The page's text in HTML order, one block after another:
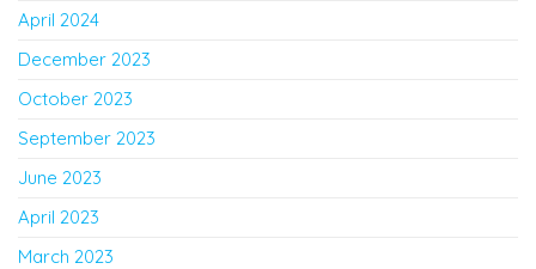
April 2024
December 2023
October 2023
September 2023
June 2023
April 2023
March 2023